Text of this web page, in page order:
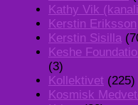
Kathy Vik
Kerstin Eriksson
Kerstin Sisilla
Keshe
(3)
Kollektivet (225)
Kosmisk